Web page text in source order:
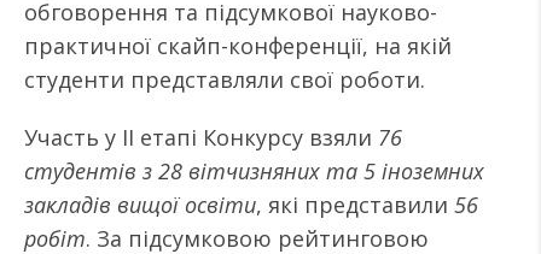
обговорення та підсумкової науково-
практичної скайп-конференції, на якій
студенти представляли свої роботи.
Участь у ІІ етапі Конкурсу взяли 76
студентів з 28 вітчизняних та 5 іноземних
закладів вищої освіти, які представили 56
робіт. За підсумковою рейтинговою